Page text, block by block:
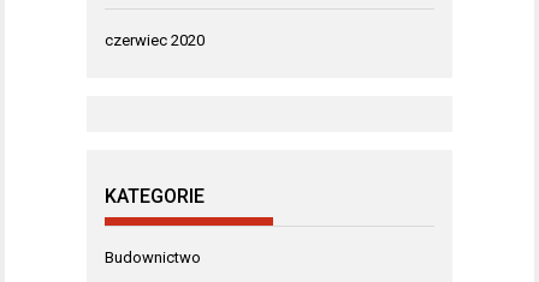
czerwiec 2020
KATEGORIE
Budownictwo